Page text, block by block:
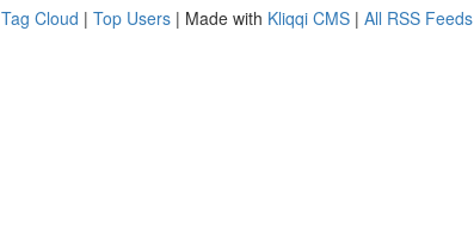
Tag Cloud | Top Users | Made with Kliqqi CMS | All RSS Feeds